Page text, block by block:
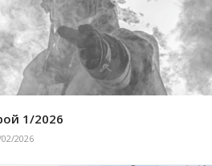
1/2026
2026